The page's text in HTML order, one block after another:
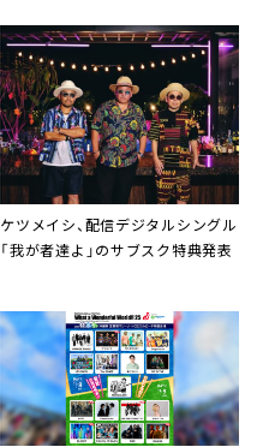
ケツメイシ、配信デジタルシングル
「我が者達よ」のサブスク特典発表